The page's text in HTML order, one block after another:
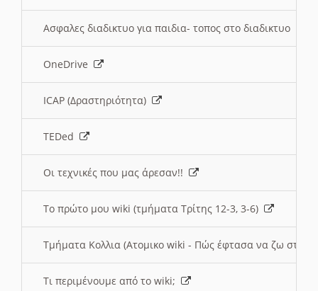
Ασφαλες διαδικτυο για παιδια- τοπος στο διαδικτυο
OneDrive
ICAP (Δραστηριότητα)
TEDed
Οι τεχνικές που μας άρεσαν!!
Το πρώτο μου wiki (τμήματα Τρίτης 12-3, 3-6)
Τμήματα Κολλια (Ατομικο wiki - Πώς έφτασα να ζω στην
Τι περιμένουμε από το wiki;